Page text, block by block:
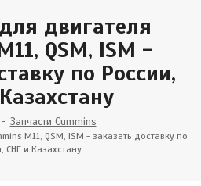
двигателя
QSM, ISM -
по России,
Запчасти Cummins
M11, QSM, ISM - заказать доставку по
СНГ и Казахстану